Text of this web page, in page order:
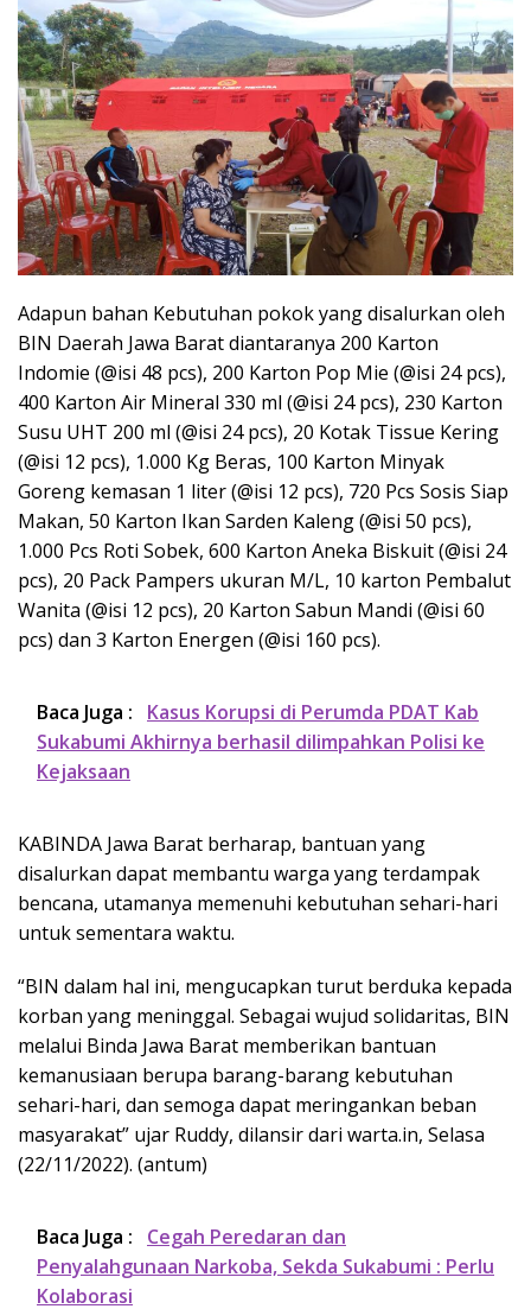
Adapun bahan Kebutuhan pokok yang disalurkan oleh
BIN Daerah Jawa Barat diantaranya 200 Karton
Indomie (@isi 48 pcs), 200 Karton Pop Mie (@isi 24 pcs),
400 Karton Air Mineral 330 ml (@isi 24 pcs), 230 Karton
Susu UHT 200 ml (@isi 24 pcs), 20 Kotak Tissue Kering
(@isi 12 pcs), 1.000 Kg Beras, 100 Karton Minyak
Goreng kemasan 1 liter (@isi 12 pcs), 720 Pcs Sosis Siap
Makan, 50 Karton Ikan Sarden Kaleng (@isi 50 pcs),
1.000 Pcs Roti Sobek, 600 Karton Aneka Biskuit (@isi 24
pcs), 20 Pack Pampers ukuran M/L, 10 karton Pembalut
Wanita (@isi 12 pcs), 20 Karton Sabun Mandi (@isi 60
pcs) dan 3 Karton Energen (@isi 160 pcs).
Baca Juga :
Kasus Korupsi di Perumda PDAT Kab
Sukabumi Akhirnya berhasil dilimpahkan Polisi ke
Kejaksaan
KABINDA Jawa Barat berharap, bantuan yang
disalurkan dapat membantu warga yang terdampak
bencana, utamanya memenuhi kebutuhan sehari-hari
untuk sementara waktu.
“BIN dalam hal ini, mengucapkan turut berduka kepada
korban yang meninggal. Sebagai wujud solidaritas, BIN
melalui Binda Jawa Barat memberikan bantuan
kemanusiaan berupa barang-barang kebutuhan
sehari-hari, dan semoga dapat meringankan beban
masyarakat” ujar Ruddy, dilansir dari warta.in, Selasa
(22/11/2022). (antum)
Baca Juga :
Cegah Peredaran dan
Penyalahgunaan Narkoba, Sekda Sukabumi : Perlu
Kolaborasi